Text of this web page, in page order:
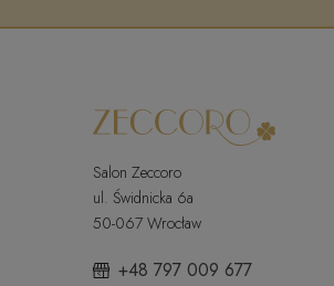
Salon Zeccoro
ul. Świdnicka 6a
50-067 Wrocław
+48 797 009 677